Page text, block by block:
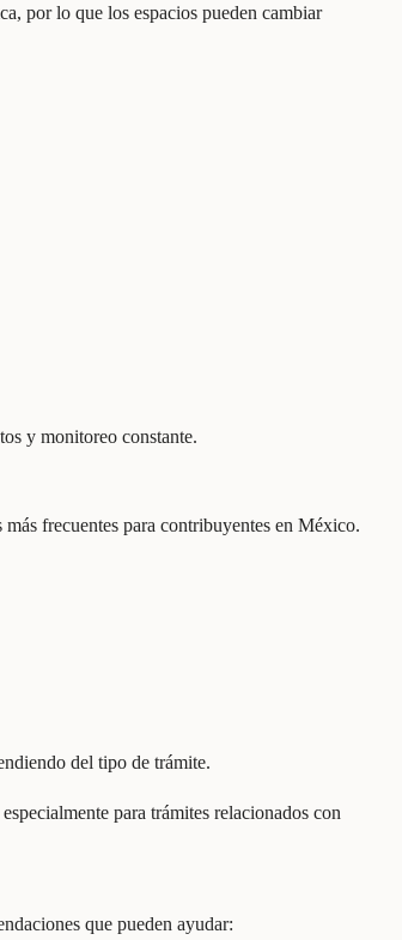
por lo que los espacios pueden cambiar
y monitoreo constante.
frecuentes para contribuyentes en México.
del tipo de trámite.
para trámites relacionados con
que pueden ayudar: